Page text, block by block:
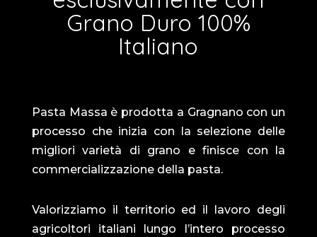
Grano Duro 100%
Italiano
Pasta Massa è prodotta a Gragnano con un
processo che inizia con la selezione delle
migliori varietà di grano e finisce con la
commercializzazione della pasta.
Valorizziamo il territorio ed il lavoro degli
agricoltori italiani lungo l’intero processo